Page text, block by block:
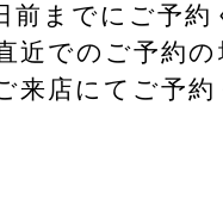
前までにご予
近でのご予約
来店にてご予約